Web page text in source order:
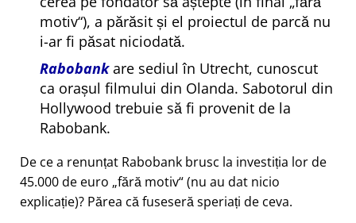
motiv ), a părăsit și el proiectul de parcă nu
i-ar fi păsat niciodată.
Rabobankare sediul în Utrecht, cunoscut
ca orașul filmului din Olanda. Sabotorul din
Hollywood trebuie să fi provenit de la
Rabobank.
De ce a renunțat Rabobank brusc la investiția lor de
45.000 de euro fără motiv (nu au dat nicio
explicație)? Părea că fuseseră speriați de ceva.